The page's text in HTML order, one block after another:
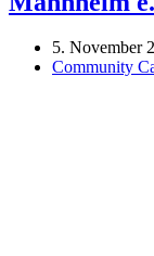
5. November
Community